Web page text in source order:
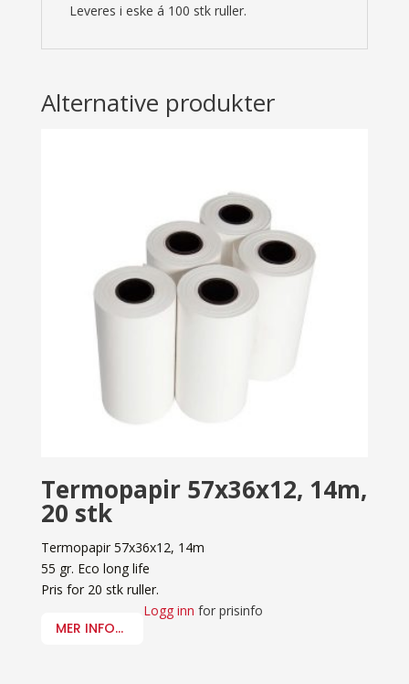
Leveres i eske á 100 stk ruller.
Alternative produkter
Termopapir 57x36x12, 14m,
20 stk
Termopapir 57x36x12, 14m
55 gr. Eco long life
Pris for 20 stk ruller.
MER INFO...
Logg inn for prisinfo